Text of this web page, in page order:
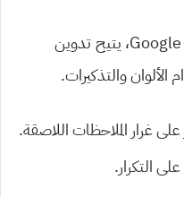
تطبيق بسيط ومتكامل مع خدمات Google، يتيح تدوين
والتذكيرات.
غرار الملاحظات اللاصقة.
التكرار.